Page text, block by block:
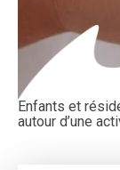
Enfants et
autour d’une